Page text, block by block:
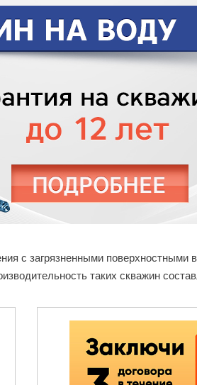
с загрязненными поверхностными
таких скважин